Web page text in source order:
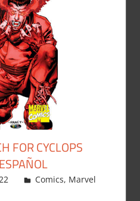
FOR CYCLOPS
Carlitox Banana
Comics, Marvel